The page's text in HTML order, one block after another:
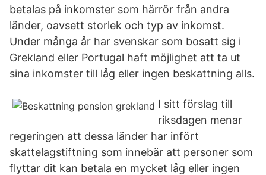
betalas på inkomster som härrör från andra
länder, oavsett storlek och typ av inkomst.
Under många år har svenskar som bosatt sig i
Grekland eller Portugal haft möjlighet att ta ut
sina inkomster till låg eller ingen beskattning alls.
I sitt förslag till
riksdagen menar
regeringen att dessa länder har infört
skattelagstiftning som innebär att personer som
flyttar dit kan betala en mycket låg eller ingen